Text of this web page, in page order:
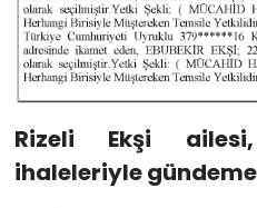
Rizeli Ekşi
ihaleleriyle